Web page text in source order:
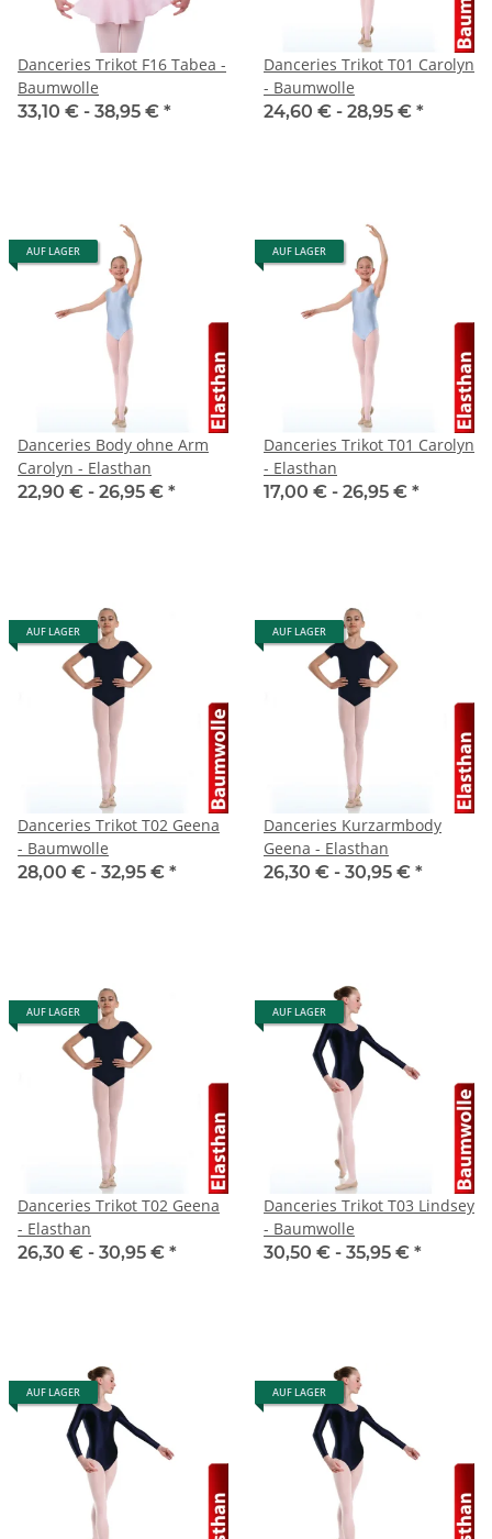
Danceries Trikot F16 Tabea -
Baumwolle
33,10 € - 38,95 € *
Danceries Trikot T01 Carolyn
- Baumwolle
24,60 € - 28,95 € *
AUF LAGER
Danceries Body ohne Arm
Carolyn - Elasthan
22,90 € - 26,95 € *
AUF LAGER
Danceries Trikot T01 Carolyn
- Elasthan
17,00 € - 26,95 € *
AUF LAGER
Danceries Trikot T02 Geena
- Baumwolle
28,00 € - 32,95 € *
AUF LAGER
Danceries Kurzarmbody
Geena - Elasthan
26,30 € - 30,95 € *
AUF LAGER
Danceries Trikot T02 Geena
- Elasthan
26,30 € - 30,95 € *
AUF LAGER
Danceries Trikot T03 Lindsey
- Baumwolle
30,50 € - 35,95 € *
AUF LAGER AUF LAGER